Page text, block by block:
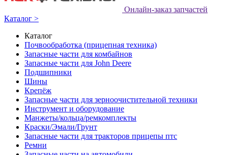
Онлайн-заказ запчастей
Каталог >
Каталог
Почвообработка (прицепная техника)
Запасные части для комбайнов
Запасные части для John Deere
Подшипники
Шины
Крепёж
Запасные части для зерноочистительной техники
Инструмент и оборудование
Манжеты/кольца/ремкомплекты
Краски/Эмали/Грунт
Запасные части для тракторов прицепы птс
Ремни